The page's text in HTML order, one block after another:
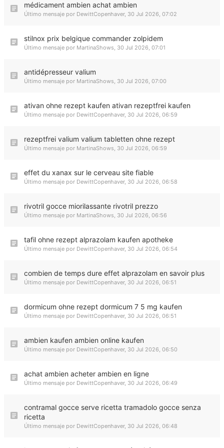
médicament ambien achat ambien
Último mensaje por DewittCopenhaver, 30 Jul 2026, 07:02
stilnox prix belgique commander zolpidem
Último mensaje por MartinaShows, 30 Jul 2026, 07:01
antidépresseur valium
Último mensaje por MartinaShows, 30 Jul 2026, 07:00
ativan ohne rezept kaufen ativan rezeptfrei kaufen
Último mensaje por DewittCopenhaver, 30 Jul 2026, 06:59
rezeptfrei valium valium tabletten ohne rezept
Último mensaje por MartinaShows, 30 Jul 2026, 06:59
effet du xanax sur le cerveau site fiable
Último mensaje por DewittCopenhaver, 30 Jul 2026, 06:58
rivotril gocce miorilassante rivotril prezzo
Último mensaje por MartinaShows, 30 Jul 2026, 06:56
tafil ohne rezept alprazolam kaufen apotheke
Último mensaje por DewittCopenhaver, 30 Jul 2026, 06:54
combien de temps dure effet alprazolam en savoir plus
Último mensaje por DewittCopenhaver, 30 Jul 2026, 06:51
dormicum ohne rezept dormicum 7 5 mg kaufen
Último mensaje por DewittCopenhaver, 30 Jul 2026, 06:51
ambien kaufen ambien online kaufen
Último mensaje por DewittCopenhaver, 30 Jul 2026, 06:50
achat ambien acheter ambien en ligne
Último mensaje por DewittCopenhaver, 30 Jul 2026, 06:49
contramal gocce serve ricetta tramadolo gocce senza
ricetta
Último mensaje por DewittCopenhaver, 30 Jul 2026, 06:48